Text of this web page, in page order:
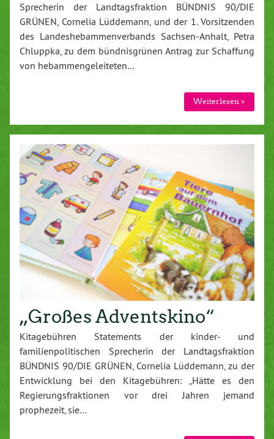
Sprecherin der Landtagsfraktion BÜNDNIS 90/DIE
GRÜNEN, Cornelia Lüddemann, und der 1. Vorsitzenden
des Landeshebammenverbands Sachsen-Anhalt, Petra
Chluppka, zu dem bündnisgrünen Antrag zur Schaffung
von hebammengeleiteten…
Weiterlesen »
„Großes Adventskino“
Kitagebühren Statements der kinder- und
familienpolitischen Sprecherin der Landtagsfraktion
BÜNDNIS 90/DIE GRÜNEN, Cornelia Lüddemann, zu der
Entwicklung bei den Kitagebühren: „Hätte es den
Regierungsfraktionen vor drei Jahren jemand
prophezeit, sie…